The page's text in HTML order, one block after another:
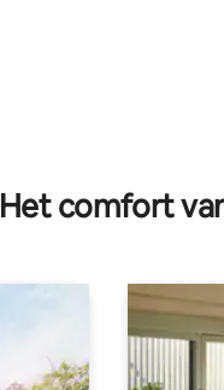
Het comfort